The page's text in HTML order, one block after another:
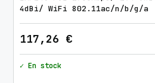
4dBi/ WiFi 802.11ac/n/b/g/a
117,26 €
✓ En stock